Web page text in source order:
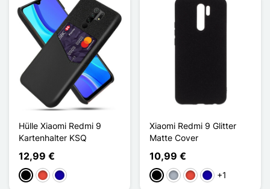
Hülle Xiaomi Redmi 9
Kartenhalter KSQ
12,99 €
Schwarz
Rot Dunkelblau
Xiaomi Redmi 9 Glitter
Matte Cover
10,99 €
Schwarz
GrauRot Dunkelblau
+1